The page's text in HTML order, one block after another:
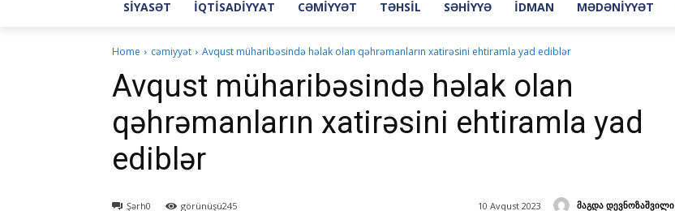
SIYASƏT İQTISADIYYAT CƏMIYYƏT TƏHSIL SƏHIYYƏ IDMAN MƏDƏNIYYƏT
Home cəmiyyət Avqust müharibəsində həlak olan qəhrəmanların xatirəsini ehtiramla yad ediblər
Avqust müharibəsində həlak olan
qəhrəmanların xatirəsini ehtiramla yad
ediblər
მაგდა დევნოზაშვილი
10 Avqust 2023
Şərh0 görünüşü245